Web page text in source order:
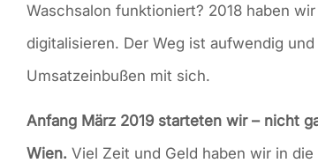
Waschsalon funktioniert? 2018 haben
digitalisieren. Der Weg ist aufwendig
Umsatzeinbußen mit sich.
Anfang März 2019 starteten wir – nicht
Wien. Viel Zeit und Geld haben wir in